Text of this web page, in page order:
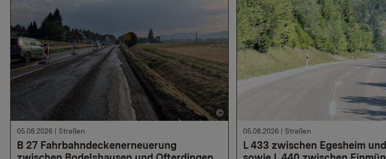
B 27 Fahrbahndeckenerneuerung
05.08.2026 | Straßen
L 433 zwischen Egesheim
05.08.2026 | Straßen